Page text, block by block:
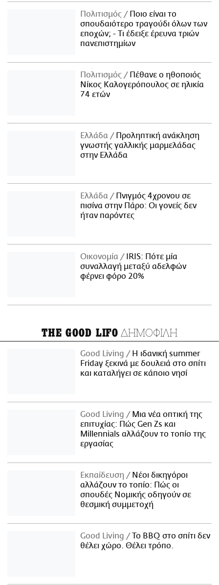
Πολιτισμός
Ποιο είναι το
σπουδαιότερο τραγούδι όλων των
εποχών; - Τι έδειξε έρευνα τριών
πανεπιστημίων
Πολιτισμός
Πέθανε ο ηθοποιός
Νίκος Καλογερόπουλος σε ηλικία
74 ετών
Ελλάδα
Προληπτική ανάκληση
γνωστής γαλλικής μαρμελάδας
στην Ελλάδα
Ελλάδα
Πνιγμός 4χρονου σε
πισίνα στην Πάρο: Οι γονείς δεν
ήταν παρόντες
Οικονομία
IRIS: Πότε μία
συναλλαγή μεταξύ αδελφών
φέρνει φόρο 20%
THE GOOD LIFO ΔΗΜΟΦΙΛΗ
Good Living
Η ιδανική summer
Friday ξεκινά με δουλειά στο σπίτι
και καταλήγει σε κάποιο νησί
Good Living
Μια νέα οπτική της
επιτυχίας: Πώς Gen Zs και
Millennials αλλάζουν το τοπίο της
εργασίας
Εκπαίδευση
Νέοι δικηγόροι
αλλάζουν το τοπίο: Πώς οι
σπουδές Νομικής οδηγούν σε
θεσμική συμμετοχή
Good Living
Το BBQ στο σπίτι δεν
θέλει χώρο. Θέλει τρόπο.